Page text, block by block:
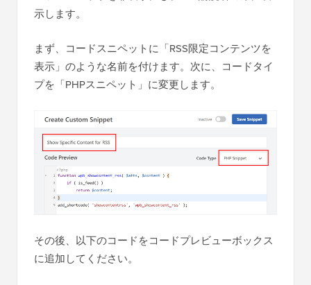
示します。
まず、コードスニペットに「RSS限定コンテンツを
表示」のような名前を付けます。次に、コードタイ
プを「PHPスニペット」に変更します。
その後、以下のコードをコードプレビューボックス
に追加してください。